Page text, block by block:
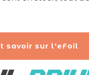
savoir sur l'eFoil